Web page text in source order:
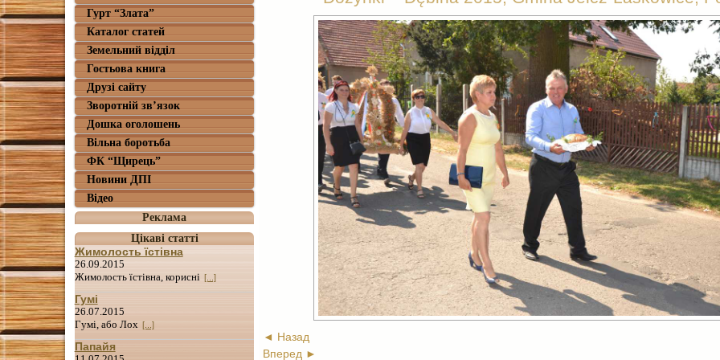
Гурт “Злата”
Каталог статей
Земельний відділ
Гостьова книга
Друзі сайту
Зворотній зв’язок
Дошка оголошень
Вільна боротьба
ФК “Щирець”
Новини ДПІ
Відео
Реклама
Цікаві статті
Жимолость їстівна
26.09.2015
Жимолость їстівна, корисні [...]
Гумі
26.07.2015
Гумі, або Лох [...]
Папайя
◄ Назад
Вперед ►